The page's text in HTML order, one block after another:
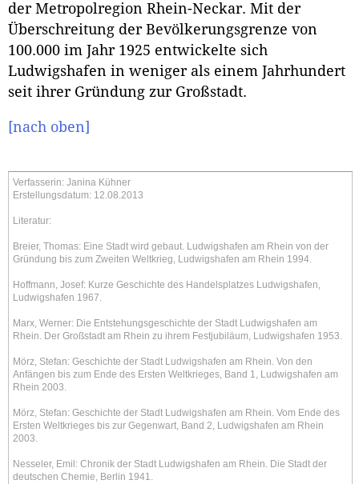
der Metropolregion Rhein-Neckar. Mit der
Überschreitung der Bevölkerungsgrenze von
100.000 im Jahr 1925 entwickelte sich
Ludwigshafen in weniger als einem Jahrhundert
seit ihrer Gründung zur Großstadt.
[nach oben]
Verfasserin: Janina Kühner
Erstellungsdatum: 12.08.2013
Literatur:
Breier, Thomas: Eine Stadt wird gebaut. Ludwigshafen am Rhein von der
Gründung bis zum Zweiten Weltkrieg, Ludwigshafen am Rhein 1994.
Hoffmann, Josef: Kurze Geschichte des Handelsplatzes Ludwigshafen,
Ludwigshafen 1967.
Marx, Werner: Die Entstehungsgeschichte der Stadt Ludwigshafen am
Rhein. Der Großstadt am Rhein zu ihrem Festjubiläum, Ludwigshafen 1953.
Mörz, Stefan: Geschichte der Stadt Ludwigshafen am Rhein. Von den
Anfängen bis zum Ende des Ersten Weltkrieges, Band 1, Ludwigshafen am
Rhein 2003.
Mörz, Stefan: Geschichte der Stadt Ludwigshafen am Rhein. Vom Ende des
Ersten Weltkrieges bis zur Gegenwart, Band 2, Ludwigshafen am Rhein
2003.
Nesseler, Emil: Chronik der Stadt Ludwigshafen am Rhein. Die Stadt der
deutschen Chemie, Berlin 1941.